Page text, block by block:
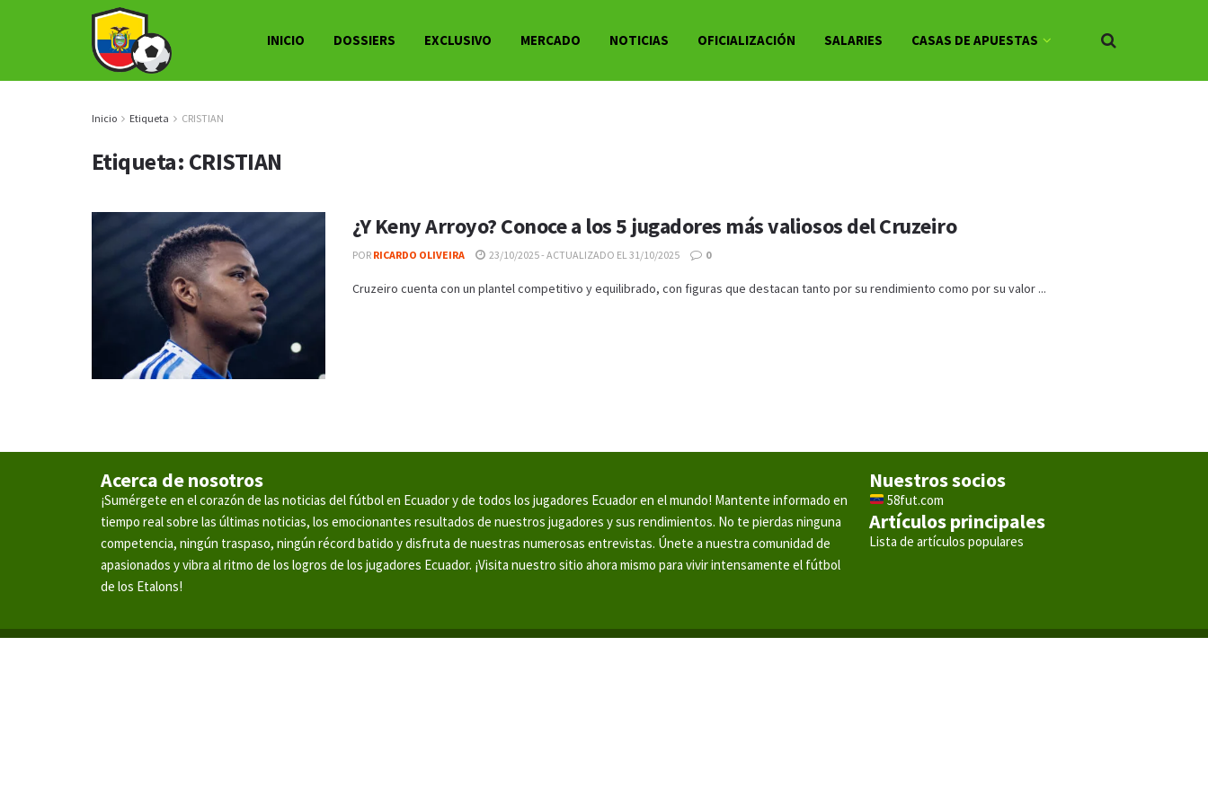
INICIO DOSSIERS EXCLUSIVO MERCADO NOTICIAS OFICIALIZACIÓN SALARIES CASAS DE APUESTAS
Inicio Etiqueta CRISTIAN
Etiqueta: CRISTIAN
¿Y Keny Arroyo? Conoce a los 5 jugadores más valiosos del Cruzeiro
POR RICARDO OLIVEIRA 23/10/2025 - ACTUALIZADO EL 31/10/2025 0
Cruzeiro cuenta con un plantel competitivo y equilibrado, con figuras que destacan tanto por su rendimiento como por su valor ...
Acerca de nosotros
¡Sumérgete en el corazón de las noticias del fútbol en Ecuador y de todos los jugadores Ecuador en el mundo! Mantente informado en
tiempo real sobre las últimas noticias, los emocionantes resultados de nuestros jugadores y sus rendimientos. No te pierdas ninguna
competencia, ningún traspaso, ningún récord batido y disfruta de nuestras numerosas entrevistas. Únete a nuestra comunidad de
apasionados y vibra al ritmo de los logros de los jugadores Ecuador. ¡Visita nuestro sitio ahora mismo para vivir intensamente el fútbol
de los Etalons!
Nuestros socios
58fut.com
Artículos principales
Lista de artículos populares